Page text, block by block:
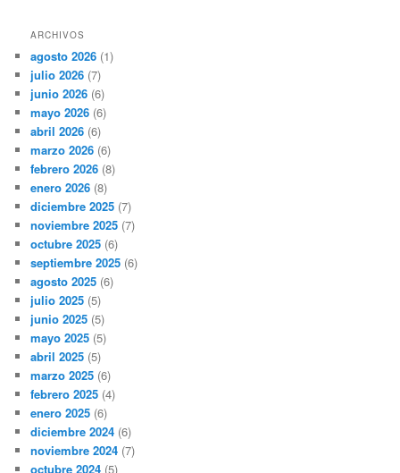
ARCHIVOS
agosto 2026 (1)
julio 2026 (7)
junio 2026 (6)
mayo 2026 (6)
abril 2026 (6)
marzo 2026 (6)
febrero 2026 (8)
enero 2026 (8)
diciembre 2025 (7)
noviembre 2025 (7)
octubre 2025 (6)
septiembre 2025 (6)
agosto 2025 (6)
julio 2025 (5)
junio 2025 (5)
mayo 2025 (5)
abril 2025 (5)
marzo 2025 (6)
febrero 2025 (4)
enero 2025 (6)
diciembre 2024 (6)
noviembre 2024 (7)
octubre 2024 (5)